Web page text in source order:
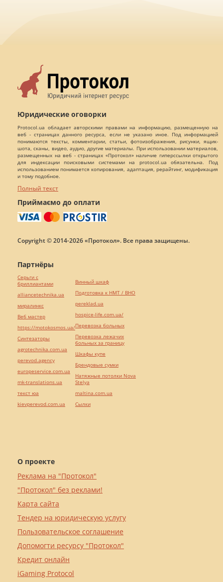
Юридические оговорки
Protocol.ua обладает авторскими правами на информацию, размещенную на
веб - страницах данного ресурса, если не указано иное. Под информацией
понимаются тексты, комментарии, статьи, фотоизображения, рисунки, ящик-
шота, сканы, видео, аудио, другие материалы. При использовании материалов,
размещенных на веб - страницах «Протокол» наличие гиперссылки открытого
для индексации поисковыми системами на protocol.ua обязательна. Под
использованием понимается копирования, адаптация, рерайтинг, модификация
и тому подобное.
Полный текст
Приймаємо до оплати
Copyright © 2014-2026 «Протокол». Все права защищены.
О проекте
Реклама на "Протокол"
"Протокол" без реклами!
Карта сайта
Тендер на юридическую услугу
Пользовательское соглашение
Допомогти ресурсу "Протокол"
Кредит онлайн
iGaming Protocol
Партнёры
Серьги с
бриллиантами
alliancetechnika.ua
миралинкс
Веб мастер
https://motokosmos.ua/
Синтезаторы
agrotechnika.com.ua
perevod.agency
europeservice.com.ua
mk-translations.ua
текст юа
kievperevod.com.ua
Винный шкаф
Подготовка к НМТ / ВНО
pereklad.ua
hospice-life.com.ua/
Перевозка больных
Перевозка лежачих
больных за границу
Шкафы купе
Брендовые сумки
Натяжные потолки Nova
Stelya
maltina.com.ua
Cылки